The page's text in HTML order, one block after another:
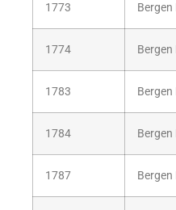
1773 Bergen
1774 Bergen
1783 Bergen
1784 Bergen
1787 Bergen